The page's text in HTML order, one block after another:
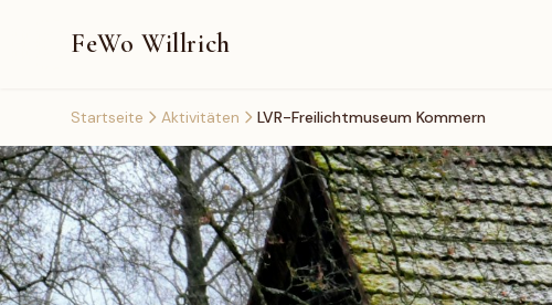
FeWo Willrich
Startseite Aktivitäten LVR-Freilichtmuseum Kommern